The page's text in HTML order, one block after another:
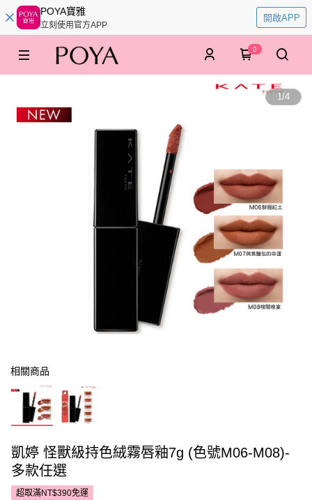
POYA寶雅
立刻使用官方APP
開啟APP
0
1/4
相關商品
凱婷 怪獸級持色絨霧唇釉7g (色號M06-M08)-
多款任選
超取滿NT$390免運